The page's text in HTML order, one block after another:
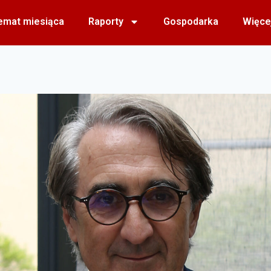
miesiąca Raporty Gospodarka